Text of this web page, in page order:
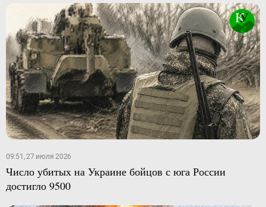
09:51, 27 июля 2026
Число убитых на Украине бойцов с юга России
достигло 9500